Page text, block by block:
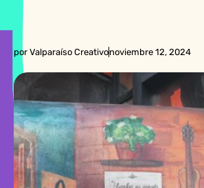
por Valparaíso Creativonoviembre 12, 2024